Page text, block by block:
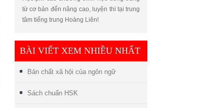
từ cơ bản đến nâng cao, luyện thi tại trung
tâm tiếng trung Hoàng Liên!
BÀI VIẾT XEM NHIỀU NHẤT
Bản chất xã hội của ngôn ngữ
Sách chuẩn HSK